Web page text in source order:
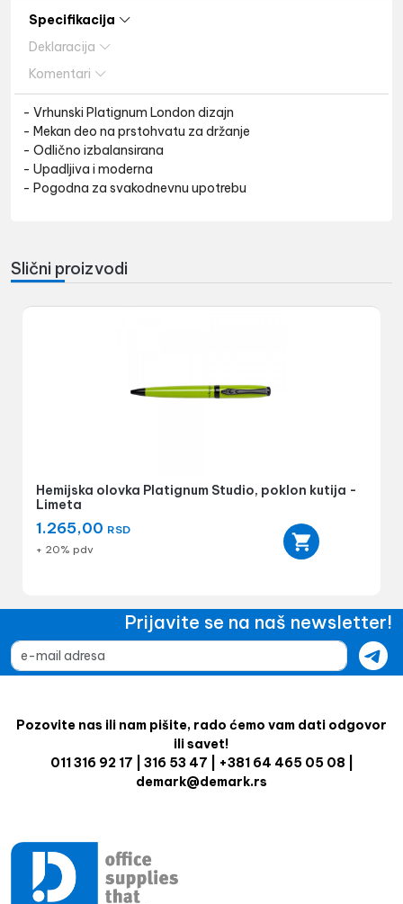
Specifikacija
Deklaracija
Komentari
- Vrhunski Platignum London dizajn
- Mekan deo na prstohvatu za držanje
- Odlično izbalansirana
- Upadljiva i moderna
- Pogodna za svakodnevnu upotrebu
Slični proizvodi
Hemijska olovka Platignum Studio, poklon kutija -
Limeta
1.265,00 RSD
+ 20% pdv
Prijavite se na naš newsletter!
Pozovite nas ili nam pišite, rado ćemo vam dati odgovor
ili savet!
011 316 92 17 | 316 53 47 | +381 64 465 05 08 |
demark@demark.rs